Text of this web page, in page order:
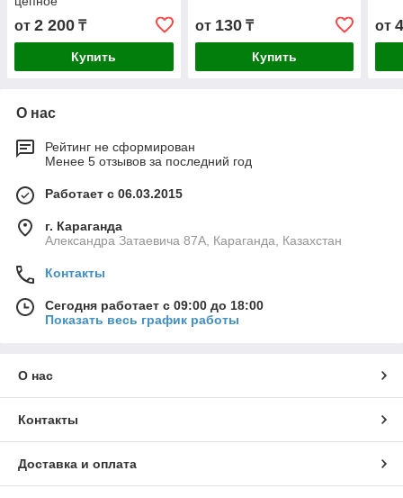
от 2 200 ₸
Купить
от 130₸
Купить
от
О нас
Рейтинг не сформирован
Менее 5 отзывов за последний год
Работает с 06.03.2015
г. Караганда
Александра Затаевича 87А, Караганда, Казахстан
Контакты
Сегодня работает с 09:00 до 18:00
Показать весь график работы
О нас
Контакты
Доставка и оплата